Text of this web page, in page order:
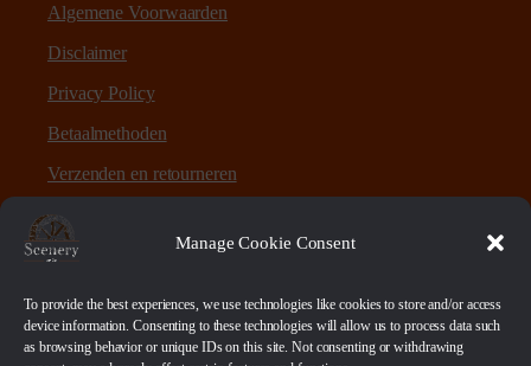
Manage Cookie Consent
To provide the best experiences, we use technologies like cookies to store and/or access
device information. Consenting to these technologies will allow us to process data such
as browsing behavior or unique IDs on this site. Not consenting or withdrawing
Algemene Voorwaarden
Disclaimer
Privacy Policy
Betaalmethoden
Verzenden en retourneren
Sitemap
Over Scenery en Zo
Scenery en Zo is een webshop voor table-top games en